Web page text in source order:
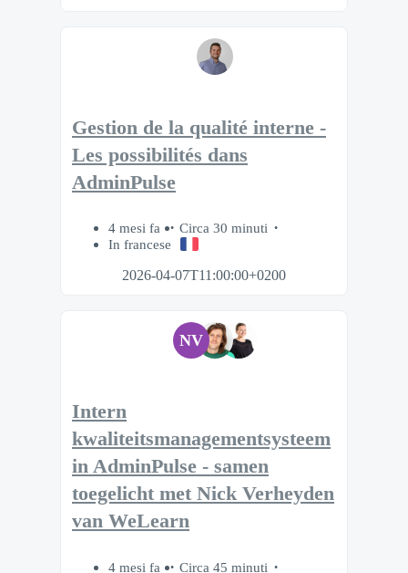
Gestion de la qualité interne -
Les possibilités dans
AdminPulse
4 mesi fa
Circa 30 minuti
In francese
2026-04-07T11:00:00+0200
NV
Intern
kwaliteitsmanagementsysteem
in AdminPulse - samen
toegelicht met Nick Verheyden
van WeLearn
4 mesi fa Circa 45 minuti